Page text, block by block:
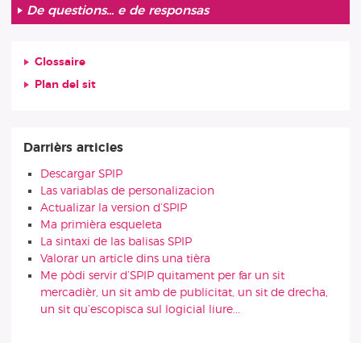
De questions... e de responsas
Glossaire
Plan del sit
Darrièrs articles
Descargar SPIP
Las variablas de personalizacion
Actualizar la version d’SPIP
Ma primièra esqueleta
La sintaxi de las balisas SPIP
Valorar un article dins una tièra
Me pòdi servir d’SPIP quitament per far un sit
mercadièr, un sit amb de publicitat, un sit de drecha,
un sit qu’escopisca sul logicial liure...